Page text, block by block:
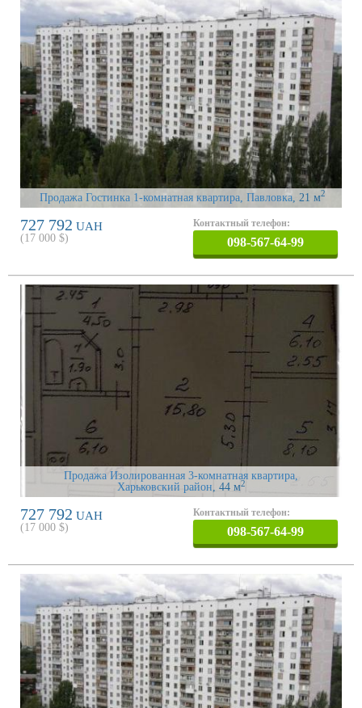
Продажа Гостинка 1-комнатная квартира, Павловка , 21 м2
727 792 UAH
(17 000 $)
Контактный телефон:
098-567-64-99
Продажа Изолированная 3-комнатная квартира,
Харьковский район, 44 м2
727 792 UAH
(17 000 $)
Контактный телефон:
098-567-64-99